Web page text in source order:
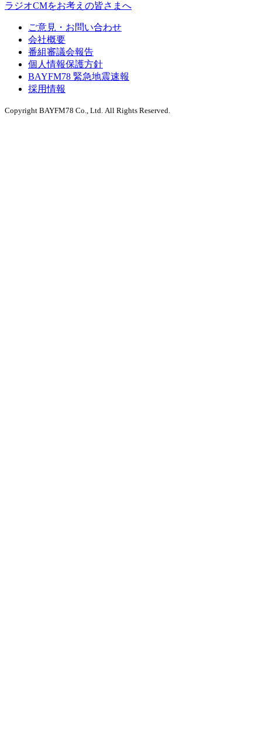
ラジオCMをお考えの皆さまへ
ご意見・お問い合わせ
会社概要
番組審議会報告
個人情報保護方針
BAYFM78 緊急地震速報
採用情報
Copyright BAYFM78 Co., Ltd. All Rights Reserved.